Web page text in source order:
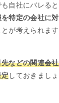
自社にバレる
特定の会社に
とが考えられます
などの関連会
定しておきましょ